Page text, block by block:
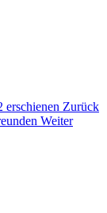
erschienen Zurück
Weiter